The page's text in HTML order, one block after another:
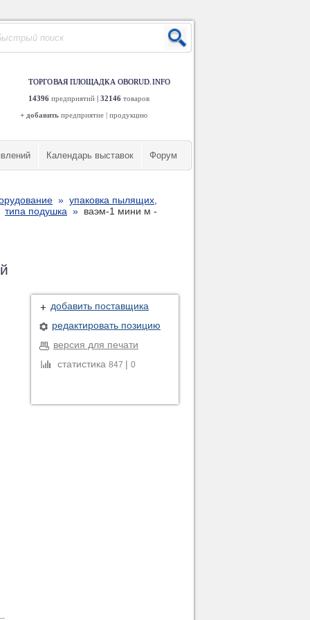
ТОРГОВАЯ ПЛОЩАДКА OBORUD.INFO
14396 предприятий | 32146 товаров
+ добавить предприятие | продукцию
Календарь выставок Форум
» упаковка пылящих,
типа подушка » ваэм-1 мини м -
добавить поставщика
редактировать позицию
версия для печати
статистика 847 | 0